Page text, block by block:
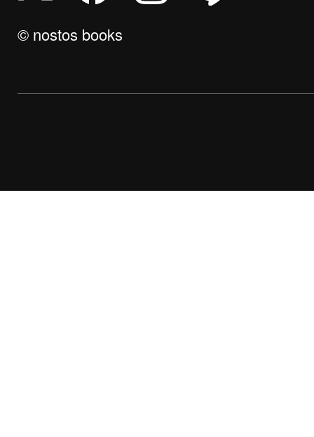
© nostos books